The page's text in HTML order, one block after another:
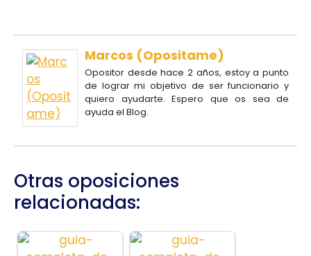
Marcos (Opositame)
Opositor desde hace 2 años, estoy a punto
de lograr mi objetivo de ser funcionario y
quiero ayudarte. Espero que os sea de
ayuda el Blog.
Otras oposiciones
relacionadas: